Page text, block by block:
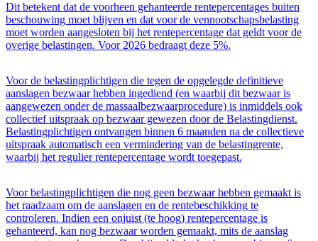
Dit betekent dat de voorheen gehanteerde rentepercentages buiten
beschouwing moet blijven en dat voor de vennootschapsbelasting
moet worden aangesloten bij het rentepercentage dat geldt voor de
overige belastingen. Voor 2026 bedraagt deze 5%.
Voor de belastingplichtigen die tegen de opgelegde definitieve
aanslagen bezwaar hebben ingediend (en waarbij dit bezwaar is
aangewezen onder de massaalbezwaarprocedure) is inmiddels ook
collectief uitspraak op bezwaar gewezen door de Belastingdienst.
Belastingplichtigen ontvangen binnen 6 maanden na de collectieve
uitspraak automatisch een vermindering van de belastingrente,
waarbij het regulier rentepercentage wordt toegepast.
Voor belastingplichtigen die nog geen bezwaar hebben gemaakt is
het raadzaam om de aanslagen en de rentebeschikking te
controleren. Indien een onjuist (te hoog) rentepercentage is
gehanteerd, kan nog bezwaar worden gemaakt, mits de aanslag